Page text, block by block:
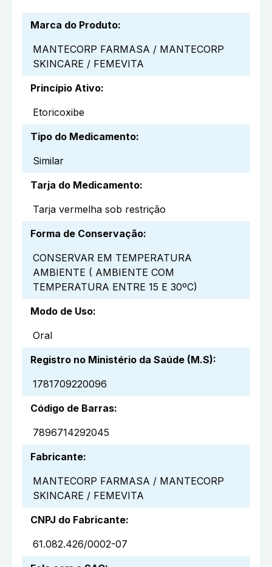
Marca do Produto:
MANTECORP FARMASA / MANTECORP
SKINCARE / FEMEVITA
Princípio Ativo:
Etoricoxibe
Tipo do Medicamento:
Similar
Tarja do Medicamento:
Tarja vermelha sob restrição
Forma de Conservação:
CONSERVAR EM TEMPERATURA
AMBIENTE ( AMBIENTE COM
TEMPERATURA ENTRE 15 E 30ºC)
Modo de Uso:
Oral
Registro no Ministério da Saúde (M.S):
1781709220096
Código de Barras:
7896714292045
Fabricante:
MANTECORP FARMASA / MANTECORP
SKINCARE / FEMEVITA
CNPJ do Fabricante:
61.082.426/0002-07